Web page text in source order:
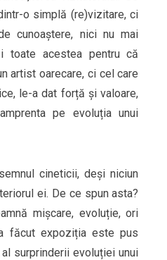
o simplă (re)vizitare, ci
cunoaștere, nici nu mai
toate acestea pentru că
artist oarecare, ci cel care
le-a dat forță și valoare,
pe evoluția unui
cineticii, deși niciun
ei. De ce spun asta?
mișcare, evoluție, ori
făcut expoziția este pus
surprinderii evoluției unui